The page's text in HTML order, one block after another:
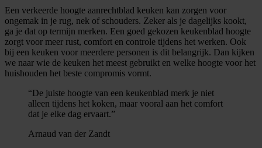
Een verkeerde hoogte aanrechtblad keuken kan zorgen voor
ongemak in je rug, nek of schouders. Zeker als je dagelijks kookt,
ga je dat op termijn merken. Een goed gekozen keukenblad hoogte
zorgt voor meer rust, comfort en controle tijdens het werken. Ook
bij een keuken voor meerdere personen is dit belangrijk. Dan kijken
we naar wie de keuken het meest gebruikt en welke hoogte voor het
huishouden het beste compromis vormt.
“De juiste hoogte van een keukenblad merk je niet
alleen tijdens het koken, maar vooral aan het comfort
dat je elke dag ervaart.”
Arnaud van der Zandt